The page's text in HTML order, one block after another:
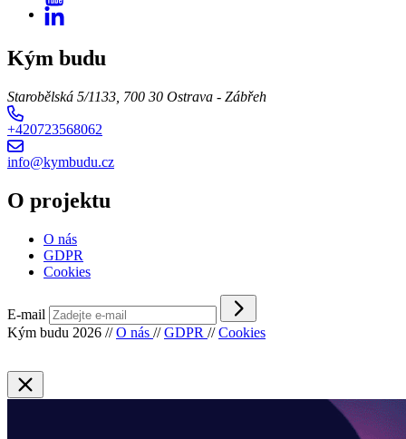
Kým budu
Starobělská 5/1133, 700 30 Ostrava - Zábřeh
+420723568062
info@kymbudu.cz
O projektu
O nás
GDPR
Cookies
E-mail
Kým budu 2026 // O nás // GDPR // Cookies